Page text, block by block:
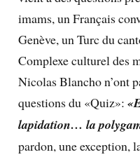
imams, un Français
Genève, un Turc du
Complexe culturel des
Nicolas Blancho n’ont
questions du «Quiz»:
lapidation… la
pardon, une exception,